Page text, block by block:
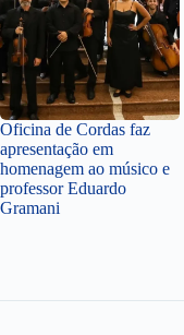
Oficina de Cordas faz
apresentação em
homenagem ao músico e
professor Eduardo
Gramani